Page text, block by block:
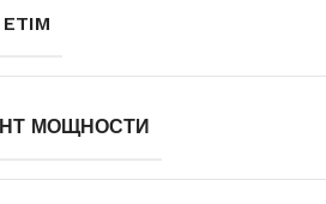
МОЩНОСТИ